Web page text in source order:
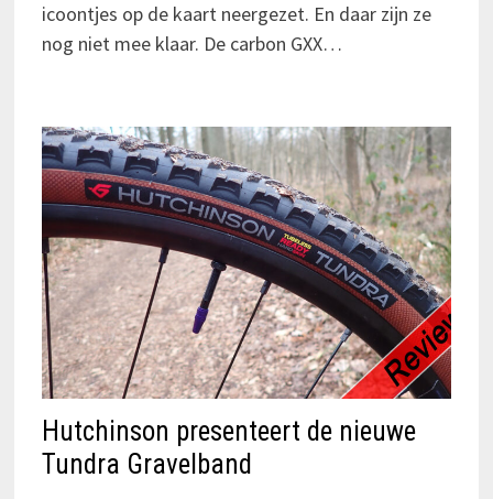
icoontjes op de kaart neergezet. En daar zijn ze
nog niet mee klaar. De carbon GXX…
Hutchinson presenteert de nieuwe
Tundra Gravelband